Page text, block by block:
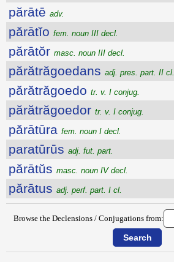
părātē adv.
părātĭo fem. noun III decl.
părātŏr masc. noun III decl.
părătrăgoedans adj. pres. part. II cl.
părătrăgoedo tr. v. I conjug.
părătrăgoedor tr. v. I conjug.
părātūra fem. noun I decl.
paratūrūs adj. fut. part.
părātŭs masc. noun IV decl.
părātus adj. perf. part. I cl.
Browse the Declensions / Conjugations from: